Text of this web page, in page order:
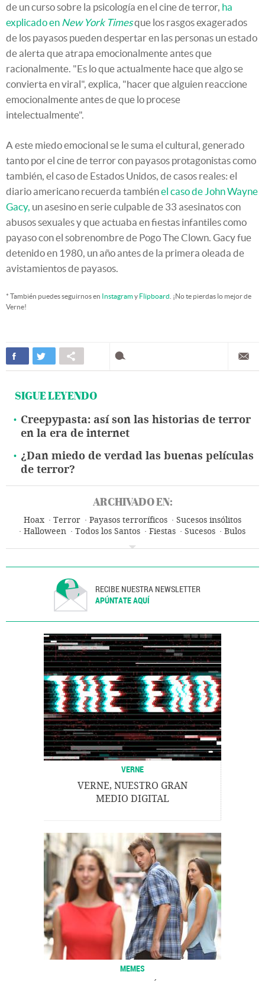
de un curso sobre la psicología en el cine de terror, ha
explicado en New York Timesque los rasgos exagerados
de los payasos pueden despertar en las personas un estado
de alerta que atrapa emocionalmente antes que
racionalmente. "Es lo que actualmente hace que algo se
convierta en viral", explica, "hacer que alguien reaccione
emocionalmente antes de que lo procese
intelectualmente".
A este miedo emocional se le suma el cultural, generado
tanto por el cine de terror con payasos protagonistas como
también, el caso de Estados Unidos, de casos reales: el
diario americano recuerda tambiénel caso de John Wayne
Gacy, un asesino en serie culpable de 33 asesinatos con
abusos sexuales y que actuaba en fiestas infantiles como
payaso con el sobrenombre de Pogo The Clown. Gacy fue
detenido en 1980, un año antes de la primera oleada de
avistamientos de payasos.
* También puedes seguirnos en Instagramy Flipboard . ¡No te pierdas lo mejor de
Verne!
SIGUE LEYENDO
Creepypasta: así son las historias de terror
en la era de internet
¿Dan miedo de verdad las buenas películas
de terror?
ARCHIVADO EN:
Hoax Terror Payasos terroríficos
Sucesos insólitos
Halloween
Todos los Santos Fiestas Sucesos
Bulos
RECIBE NUESTRA NEWSLETTER
APÚNTATE AQUÍ
VERNE
VERNE, NUESTRO GRAN
MEDIO DIGITAL
MEMES